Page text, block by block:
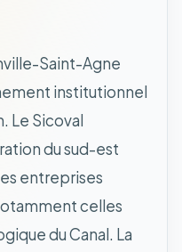
Saint-Agne
institutionnel
Le Sicoval
du sud-est
entreprises
celles
du Canal. La